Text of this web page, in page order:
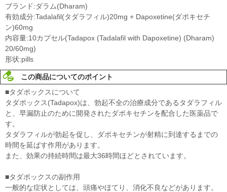
ブランド:ダラム(Dharam)
有効成分:Tadalafil(タダラフィル)20mg + Dapoxetine(ダポキセチ
ン)60mg
内容量:10カプセル(Tadapox (Tadalafil with Dapoxetine) (Dharam)
20/60mg)
形状:pills
この商品についてのポイント
■タダポックスについて
タダポックス(Tadapox)は、勃起不全の治療成分であるタダラフィル
と、早漏防止のために開発されたダポキセチンを配合した医薬品で
す。
タダラフィルが勃起を促し、ダポキセチンが射精に到達するまでの
時間を延ばす作用があります。
また、効果の持続時間は最大36時間ほどとされています。
■タダポックスの副作用
一般的な症状としては、頭痛やほてり、消化不良などがあります。